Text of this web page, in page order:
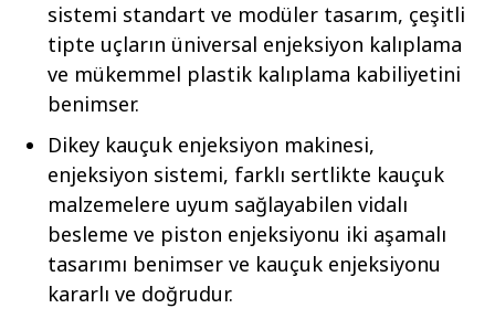
sistemi standart ve modüler tasarım, çeşitli
tipte uçların üniversal enjeksiyon kalıplama
ve mükemmel plastik kalıplama kabiliyetini
benimser.
Dikey kauçuk enjeksiyon makinesi,
enjeksiyon sistemi, farklı sertlikte kauçuk
malzemelere uyum sağlayabilen vidalı
besleme ve piston enjeksiyonu iki aşamalı
tasarımı benimser ve kauçuk enjeksiyonu
kararlı ve doğrudur.